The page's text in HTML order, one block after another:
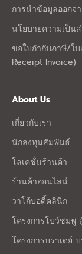
การนำข้อมูลออกจ
นโยบายความเป็น
ขอใบกำกับภาษี/ใบ
Receipt Invoice)
About Us
เกี่ยวกับเรา
นักลงทุนสัมพันธ์
โลเคชั่นร้านค้า
ร้านค้าออนไลน์
วาโก้บอดี้คลินิก
โครงการโบว์ชมพู
โครงการบราเดย์ บ